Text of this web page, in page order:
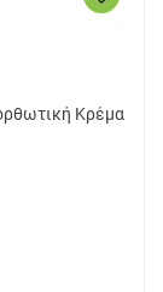
Κρέμα